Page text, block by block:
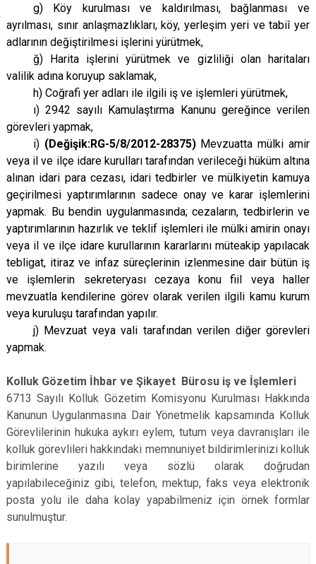
g) Köy kurulması ve kaldırılması, bağlanması ve
ayrılması, sınır anlaşmazlıkları, köy, yerleşim yeri ve tabiî yer
adlarının değiştirilmesi işlerini yürütmek,
ğ) Harita işlerini yürütmek ve gizliliği olan haritaları
valilik adına koruyup saklamak,
h) Coğrafi yer adları ile ilgili iş ve işlemleri yürütmek,
ı) 2942 sayılı Kamulaştırma Kanunu gereğince verilen
görevleri yapmak,
i) (Değişik:RG-5/8/2012-28375)Mevzuatta mülki amir
veya il ve ilçe idare kurulları tarafından verileceği hüküm altına
alınan idari para cezası, idari tedbirler ve mülkiyetin kamuya
geçirilmesi yaptırımlarının sadece onay ve karar işlemlerini
yapmak. Bu bendin uygulanmasında; cezaların, tedbirlerin ve
yaptırımlarının hazırlık ve teklif işlemleri ile mülki amirin onayı
veya il ve ilçe idare kurullarının kararlarını müteakip yapılacak
tebligat, itiraz ve infaz süreçlerinin izlenmesine dair bütün iş
ve işlemlerin sekreteryası cezaya konu fiil veya haller
mevzuatla kendilerine görev olarak verilen ilgili kamu kurum
veya kuruluşu tarafından yapılır.
j) Mevzuat veya vali tarafından verilen diğer görevleri
yapmak.
Kolluk Gözetim İhbar ve Şikayet Bürosu iş ve İşlemleri
6713 Sayılı Kolluk Gözetim Komisyonu Kurulması Hakkında
Kanunun Uygulanmasına Dair Yönetmelik kapsamında Kolluk
Görevlilerinin hukuka aykırı eylem, tutum veya davranışları ile
kolluk görevlileri hakkındaki memnuniyet bildirimlerinizi kolluk
birimlerine yazılı veya sözlü olarak doğrudan
yapılabileceğiniz gibi, telefon, mektup, faks veya elektronik
posta yolu ile daha kolay yapabilmeniz için örnek formlar
sunulmuştur.